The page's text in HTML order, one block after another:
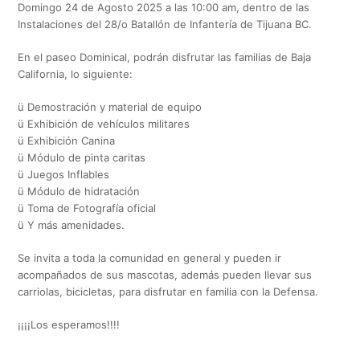
Domingo 24 de Agosto 2025 a las 10:00 am, dentro de las
Instalaciones del 28/o Batallón de Infantería de Tijuana BC.
En el paseo Dominical, podrán disfrutar las familias de Baja
California, lo siguiente:
ü Demostración y material de equipo
ü Exhibición de vehículos militares
ü Exhibición Canina
ü Módulo de pinta caritas
ü Juegos Inflables
ü Módulo de hidratación
ü Toma de Fotografía oficial
ü Y más amenidades.
Se invita a toda la comunidad en general y pueden ir
acompañados de sus mascotas, además pueden llevar sus
carriolas, bicicletas, para disfrutar en familia con la Defensa.
¡¡¡¡Los esperamos!!!!